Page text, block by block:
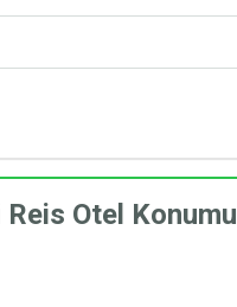
Reis Otel Konumu